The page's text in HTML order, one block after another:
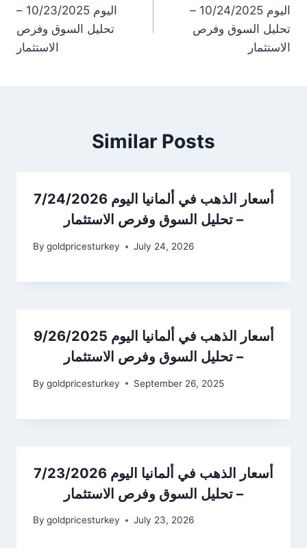
اليوم 10/23/2025 –
تحليل السوق وفرص
الاستثمار
اليوم 10/24/2025 –
تحليل السوق وفرص
الاستثمار
Similar Posts
أسعار الذهب في ألمانيا اليوم 7/24/2026
– تحليل السوق وفرص الاستثمار
By goldpricesturkey July 24, 2026
أسعار الذهب في ألمانيا اليوم 9/26/2025
– تحليل السوق وفرص الاستثمار
By goldpricesturkey September 26, 2025
أسعار الذهب في ألمانيا اليوم 7/23/2026
– تحليل السوق وفرص الاستثمار
By goldpricesturkey July 23, 2026